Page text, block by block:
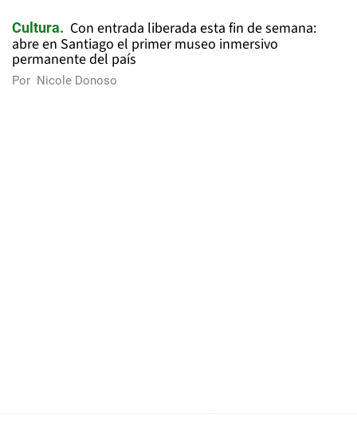
Cultura
Con entrada liberada esta fin de semana:
abre en Santiago el primer museo inmersivo
permanente del país
Por Nicole Donoso